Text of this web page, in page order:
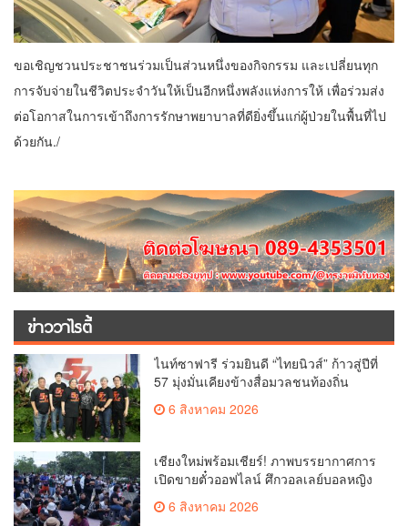
ขอเชิญชวนประชาชนร่วมเป็นส่วนหนึ่งของกิจกรรม และเปลี่ยนทุก
การจับจ่ายในชีวิตประจำวันให้เป็นอีกหนึ่งพลังแห่งการให้ เพื่อร่วมส่ง
ต่อโอกาสในการเข้าถึงการรักษาพยาบาลที่ดียิ่งขึ้นแก่ผู้ป่วยในพื้นที่ไป
ด้วยกัน./
ข่าววาไรตี้
ไนท์ซาฟารี ร่วมยินดี “ไทยนิวส์” ก้าวสู่ปีที่
57 มุ่งมั่นเคียงข้างสื่อมวลชนท้องถิ่น
6 สิงหาคม 2026
เชียงใหม่พร้อมเชียร์! ภาพบรรยากาศการ
เปิดขายตั๋วออฟไลน์ ศึกวอลเลย์บอลหญิง
‘BYD DMI 6th SEA V Cup’ 6 ส.ค. นี้ รวม
6,000 ใบ
6 สิงหาคม 2026